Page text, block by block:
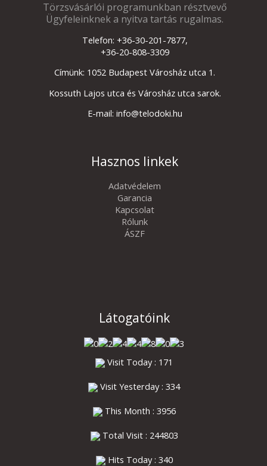
Törzsvásárlói programunkban résztvevő
Ügyfeleinknek a nyitva tartás rugalmas.
Telefon: +36-30-201-7877,
+36-20-808-3309
Címünk: 1052 Budapest Városház utca 1.
Kossuth Lajos utca és Városház utca sarok.
E-mail: info@telodoki.hu
Hasznos linkek
Adatvédelem
Garancia
Kapcsolat
Rólunk
ÁSZF
Látogatóink
Visit Today : 171
Visit Yesterday : 334
This Month : 3956
Total Visit : 244803
Hits Today : 340